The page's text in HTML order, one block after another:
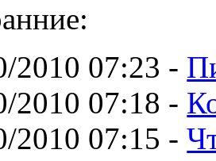
2010 07:23 -
2010 07:18 -
2010 07:15 -